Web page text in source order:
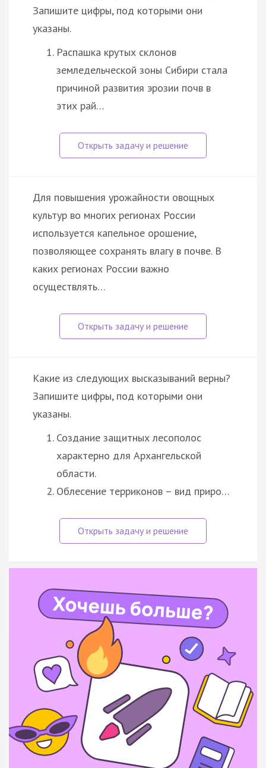
Запишите цифры, под которыми они
указаны.
Распашка крутых склонов
земледельческой зоны Сибири стала
причиной развития эрозии почв в
этих рай…
Для повышения урожайности овощных
культур во многих регионах России
используется капельное орошение,
позволяющее сохранять влагу в почве. В
каких регионах России важно
осуществлять…
Какие из следующих высказываний верны?
Запишите цифры, под которыми они
указаны.
Создание защитных лесополос
характерно для Архангельской
области.
Облесение терриконов – вид приро…